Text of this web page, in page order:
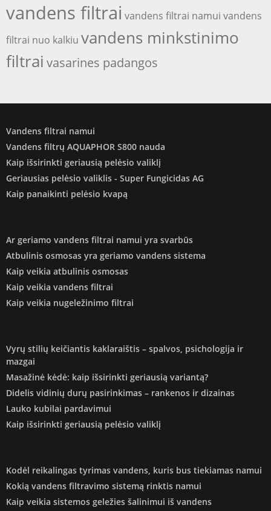
vandens filtrai vandens filtrai namui vandens
filtrai nuo kalkiu vandens minkstinimo
filtrai vasarines padangos
Vandens filtrai namui
Vandens filtrų AQUAPHOR S800 nauda
Kaip išsirinkti geriausią pelėsio valiklį
Geriausias pelėsio valiklis - Super Fungicidas AG
Kaip panaikinti pelėsio kvapą
Ar geriamo vandens filtrai namui yra svarbūs
Atbulinis osmosas yra geriamo vandens sistema
Kaip veikia atbulinis osmosas
Kaip veikia vandens filtrai
Kaip veikia nugeležinimo filtrai
Vyrų stilių keičiantis kaklaraištis – spalvos, psichologija ir
mazgai
Masažinė kėdė: kaip išsirinkti geriausią variantą?
Didelis vidinių durų pasirinkimas – rankenos ir dizainas
Lauko kubilai pardavimui
Kaip išsirinkti geriausią pelėsio valiklį
Kodėl reikalingas tyrimas vandens, kuris bus tiekiamas namui
Kokią vandens filtravimo sistemą rinktis namui
Kaip veikia sistemos geležies šalinimui iš vandens